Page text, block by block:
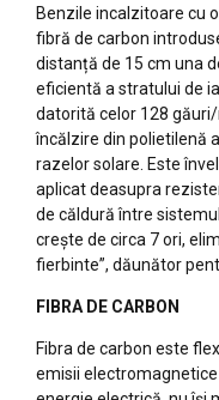
Benzile incalzitoare cu
fibră de carbon
distanță de 15 cm una
eficientă a stratului de
datorită celor 128
încălzire din polietilenă
razelor solare. Este
aplicat deasupra
de căldură între
crește de circa 7 ori,
fierbinte”, dăunător
FIBRA DE CARBON
Fibra de carbon este
emisii